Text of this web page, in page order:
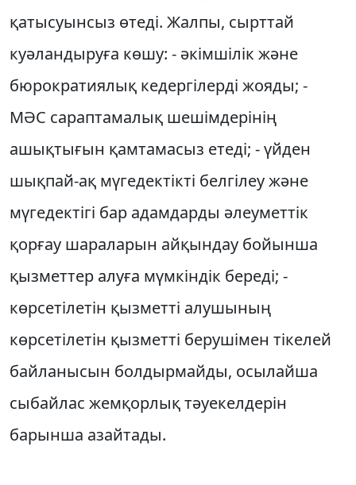
қатысуынсыз өтеді. Жалпы, сырттай
куәландыруға көшу: - әкімшілік және
бюрократиялық кедергілерді жояды; -
МӘС сараптамалық шешімдерінің
ашықтығын қамтамасыз етеді; - үйден
шықпай-ақ мүгедектікті белгілеу және
мүгедектігі бар адамдарды әлеуметтік
қорғау шараларын айқындау бойынша
қызметтер алуға мүмкіндік береді; -
көрсетілетін қызметті алушының
көрсетілетін қызметті берушімен тікелей
байланысын болдырмайды, осылайша
сыбайлас жемқорлық тәуекелдерін
барынша азайтады.